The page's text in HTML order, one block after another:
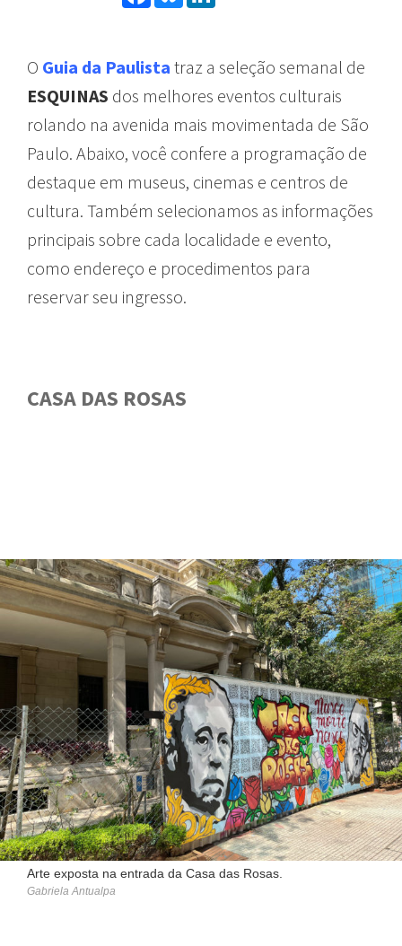
O Guia da Paulista traz a seleção semanal de
ESQUINAS dos melhores eventos culturais
rolando na avenida mais movimentada de São
Paulo. Abaixo, você confere a programação de
destaque em museus, cinemas e centros de
cultura. Também selecionamos as informações
principais sobre cada localidade e evento,
como endereço e procedimentos para
reservarseu ingresso.
CASA DAS ROSAS
Arte exposta na entrada da Casa das Rosas.
Gabriela Antualpa